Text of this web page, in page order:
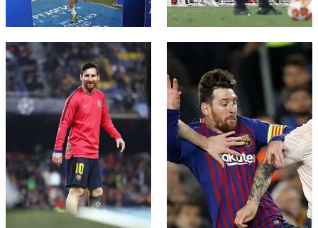
FC Barcelona club badge FC Barcelona club badge